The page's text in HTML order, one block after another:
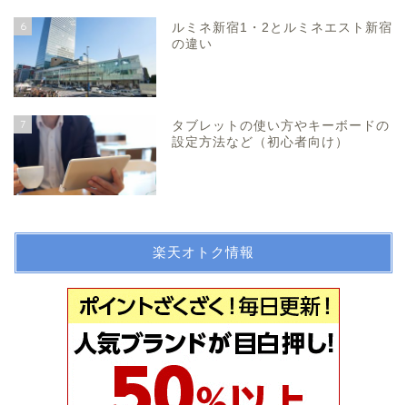
6
ルミネ新宿1・2とルミネエスト新宿
の違い
7
タブレットの使い方やキーボードの
設定方法など（初心者向け）
楽天オトク情報